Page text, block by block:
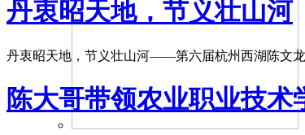
丹衷昭天地，节义壮山河
丹衷昭天地，节义壮山河——第六届杭州西湖陈文
陈大哥带领农业职业技术